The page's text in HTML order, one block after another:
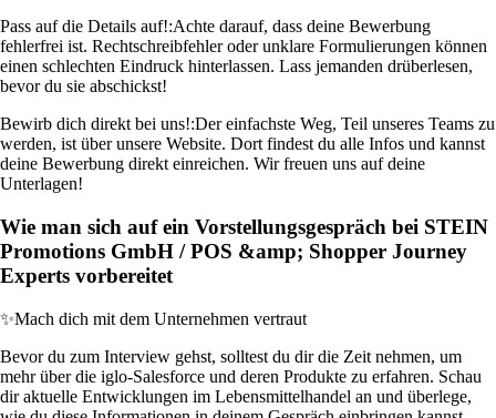
Pass auf die Details auf!:Achte darauf, dass deine Bewerbung
fehlerfrei ist. Rechtschreibfehler oder unklare Formulierungen können
einen schlechten Eindruck hinterlassen. Lass jemanden drüberlesen,
bevor du sie abschickst!
Bewirb dich direkt bei uns!:Der einfachste Weg, Teil unseres Teams zu
werden, ist über unsere Website. Dort findest du alle Infos und kannst
deine Bewerbung direkt einreichen. Wir freuen uns auf deine
Unterlagen!
Wie man sich auf ein Vorstellungsgespräch bei STEIN
Promotions GmbH / POS &amp; Shopper Journey
Experts vorbereitet
✨Mach dich mit dem Unternehmen vertraut
Bevor du zum Interview gehst, solltest du dir die Zeit nehmen, um
mehr über die iglo-Salesforce und deren Produkte zu erfahren. Schau
dir aktuelle Entwicklungen im Lebensmittelhandel an und überlege,